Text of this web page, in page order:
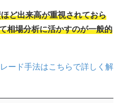
ど出来高が重視されておら
相場分析に活かすのが一般的
ード手法はこちらで詳しく解